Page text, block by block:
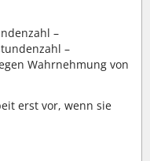
–
–
Wahrnehmung von
erst vor, wenn sie